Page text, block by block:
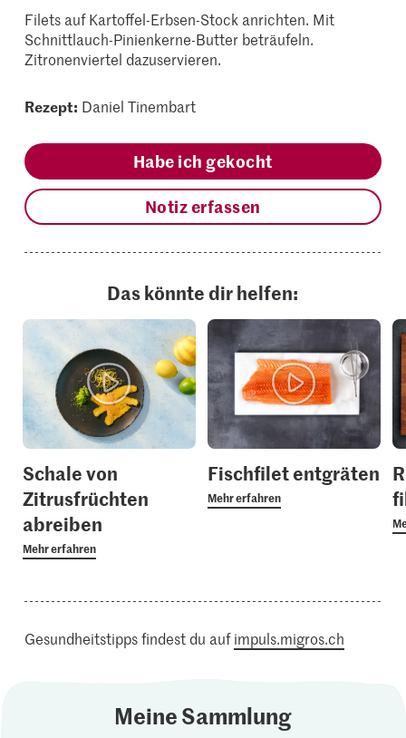
Filets auf Kartoffel-Erbsen-Stock anrichten. Mit
Schnittlauch-Pinienkerne-Butter beträufeln.
Zitronenviertel dazuservieren.
Rezept: Daniel Tinembart
Habe ich gekocht
Notiz erfassen
Das könnte dir helfen:
Schale von
Zitrusfrüchten
abreiben
Mehr erfahren
Fischfilet entgräten
Mehr erfahren
Gesundheitstipps findest du aufimpuls.migros.ch
Meine Sammlung